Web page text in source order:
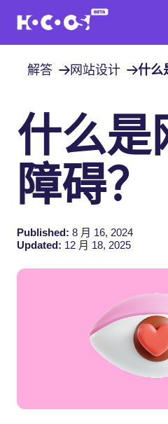
解答 网站设计 什么
什么是
障碍？
Published: 8 月 16, 2024
Updated: 12 月 18, 2025